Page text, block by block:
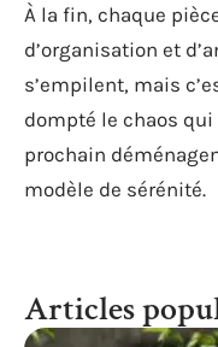
À la fin, chaque
d’organisation et
s’empilent, mais
dompté le chaos qui
prochain
modèle de sérénité.
Articles